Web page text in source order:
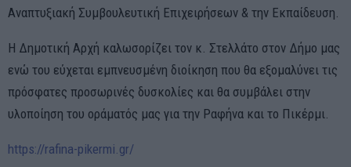
Αναπτυξιακή Συμβουλευτική Επιχειρήσεων & την Εκπαίδευση.
Η Δημοτική Αρχή καλωσορίζει τον κ. Στελλάτο στον Δήμο μας
ενώ του εύχεται εμπνευσμένη διοίκηση που θα εξομαλύνει τις
πρόσφατες προσωρινές δυσκολίες και θα συμβάλει στην
υλοποίηση του οράματός μας για την Ραφήνα και το Πικέρμι.
https://rafina-pikermi.gr/